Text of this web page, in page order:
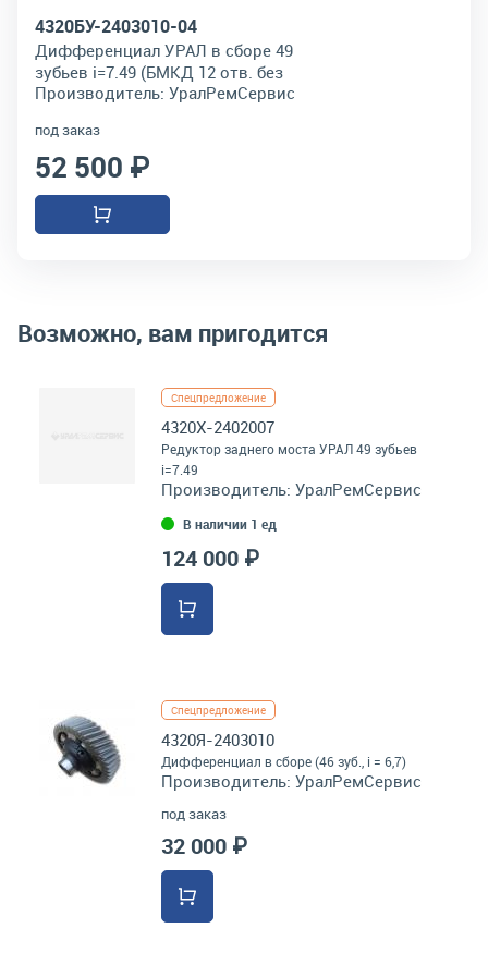
4320БУ-2403010-04
Дифференциал УРАЛ в сборе 49
зубьев i=7.49 (БМКД 12 отв. без
внутр.колец подшипника)
Производитель: УралРемСервис
под заказ
52 500 ₽
Возможно, вам пригодится
Спецпредложение
4320Х-2402007
Редуктор заднего моста УРАЛ 49 зубьев
i=7.49
Производитель: УралРемСервис
В наличии 1 ед
124 000 ₽
Спецпредложение
4320Я-2403010
Дифференциал в сборе (46 зуб., i = 6,7)
Производитель: УралРемСервис
под заказ
32 000 ₽